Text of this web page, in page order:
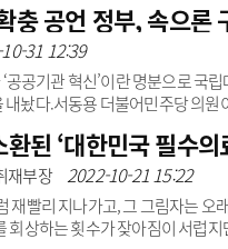
한 문제는 이러한 대기오염 등
호흡기질환 뿐 아니라 치매, 심
건계량평가연구소에 따르면
충 공언 정부, 속으론
31 12:39
공공기관 혁신’이란 명분으로 국
놨다.서동용 더불어민주당 의원
가 코로나19 유행 대응에 투입했
공분을 터뜨리고 있다. 코로나에
정부의 공공기관 통폐합 및 인력 감
된 ‘대한민국 필수의
재부장 2022-10-21 15:22
재빨리 지나가고, 그 그림자는
회상하는 횟수가 잦아짐이 서럽